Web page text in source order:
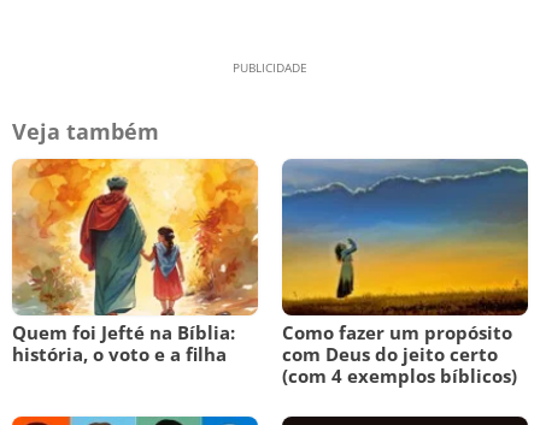
Veja também
Quem foi Jefté na Bíblia:
história, o voto e a filha
Como fazer um propósito
com Deus do jeito certo
(com 4 exemplos bíblicos)